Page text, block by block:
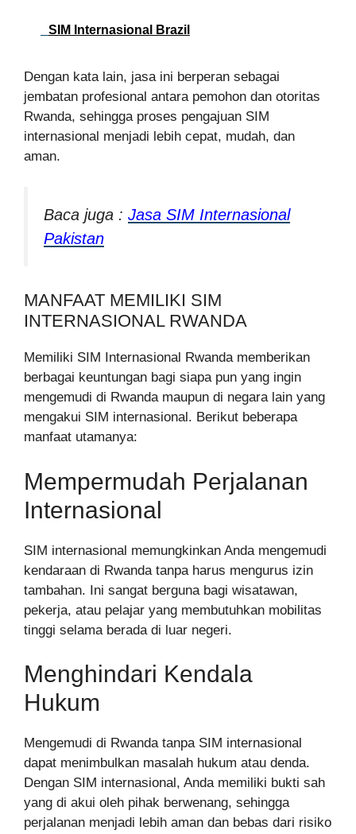
SIM Internasional Brazil
Dengan kata lain, jasa ini berperan sebagai
jembatan profesional antara pemohon dan otoritas
Rwanda, sehingga proses pengajuan SIM
internasional menjadi lebih cepat, mudah, dan
aman.
Baca juga : Jasa SIM Internasional
Pakistan
MANFAAT MEMILIKI SIM
INTERNASIONAL RWANDA
Memiliki SIM Internasional Rwanda memberikan
berbagai keuntungan bagi siapa pun yang ingin
mengemudi di Rwanda maupun di negara lain yang
mengakui SIM internasional. Berikut beberapa
manfaat utamanya:
Mempermudah Perjalanan
Internasional
SIM internasional memungkinkan Anda mengemudi
kendaraan di Rwanda tanpa harus mengurus izin
tambahan. Ini sangat berguna bagi wisatawan,
pekerja, atau pelajar yang membutuhkan mobilitas
tinggi selama berada di luar negeri.
Menghindari Kendala
Hukum
Mengemudi di Rwanda tanpa SIM internasional
dapat menimbulkan masalah hukum atau denda.
Dengan SIM internasional, Anda memiliki bukti sah
yang di akui oleh pihak berwenang, sehingga
perjalanan menjadi lebih aman dan bebas dari risiko